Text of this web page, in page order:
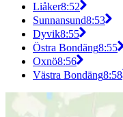
Liåker8:52
Sunnansund8:53
Dyvik8:55
Östra Bondäng8:55
Oxnö8:56
Västra Bondäng8:58